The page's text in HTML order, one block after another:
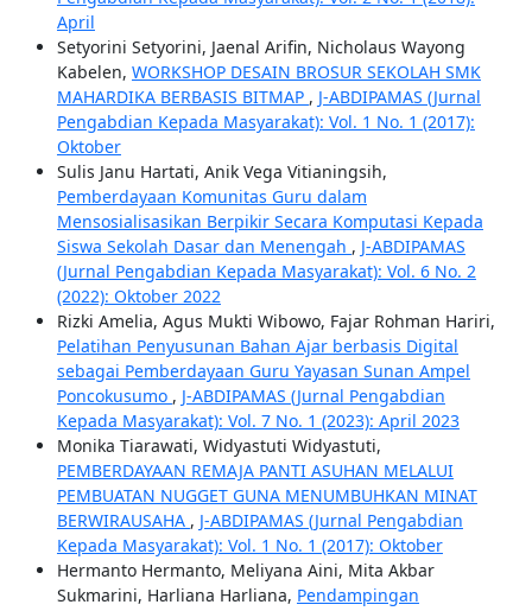
April
Setyorini Setyorini, Jaenal Arifin, Nicholaus Wayong
Kabelen, WORKSHOP DESAIN BROSUR SEKOLAH SMK
MAHARDIKA BERBASIS BITMAP , J-ABDIPAMAS (Jurnal
Pengabdian Kepada Masyarakat): Vol. 1 No. 1 (2017):
Oktober
Sulis Janu Hartati, Anik Vega Vitianingsih,
Pemberdayaan Komunitas Guru dalam
Mensosialisasikan Berpikir Secara Komputasi Kepada
Siswa Sekolah Dasar dan Menengah , J-ABDIPAMAS
(Jurnal Pengabdian Kepada Masyarakat): Vol. 6 No. 2
(2022): Oktober 2022
Rizki Amelia, Agus Mukti Wibowo, Fajar Rohman Hariri,
Pelatihan Penyusunan Bahan Ajar berbasis Digital
sebagai Pemberdayaan Guru Yayasan Sunan Ampel
Poncokusumo , J-ABDIPAMAS (Jurnal Pengabdian
Kepada Masyarakat): Vol. 7 No. 1 (2023): April 2023
Monika Tiarawati, Widyastuti Widyastuti,
PEMBERDAYAAN REMAJA PANTI ASUHAN MELALUI
PEMBUATAN NUGGET GUNA MENUMBUHKAN MINAT
BERWIRAUSAHA , J-ABDIPAMAS (Jurnal Pengabdian
Kepada Masyarakat): Vol. 1 No. 1 (2017): Oktober
Hermanto Hermanto, Meliyana Aini, Mita Akbar
Sukmarini, Harliana Harliana, Pendampingan